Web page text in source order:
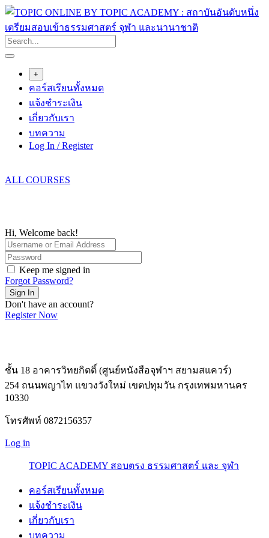
Skip
content
+
คอร์สเรียนทั้งหมด
แจ้งชำระเงิน
เกี่ยวกับเรา
บทความ
Log In / Register
ALL COURSES
Hi, Welcome back!
Keep me signed in
Forgot Password?
Sign In
Don't have an account?
Register Now
ชั้น 18 อาคารวิทยกิตติ์ (ศูนย์หนังสือจุฬาฯ สยามสแควร์)
254 ถนนพญาไท แขวงวังใหม่ เขตปทุมวัน กรุงเทพมหานคร
10330
โทรศัพท์ 0872156357
Log in
TOPIC ACADEMY สอบตรง ธรรมศาสตร์ และ จุฬา
คอร์สเรียนทั้งหมด
แจ้งชำระเงิน
เกี่ยวกับเรา
บทความ